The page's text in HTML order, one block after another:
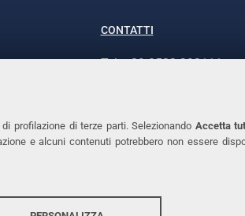
profilazione di terze parti. Selezionando Accetta
e alcuni contenuti potrebbero non essere
CONTATTI
Tel. +39 0532 293111